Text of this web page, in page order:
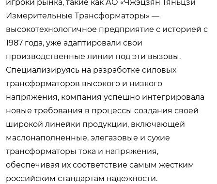
игроки рынка, такие как АО «Чжэцзян Тяньцзи
Измерительные Трансформаторы» —
высокотехнологичное предприятие с историей с
1987 года, уже адаптировали свои
производственные линии под эти вызовы.
Специализируясь на разработке силовых
трансформаторов высокого и низкого
напряжения, компания успешно интегрировала
новые требования в процессы создания своей
широкой линейки продукции, включающей
маслонаполненные, элегазовые и сухие
трансформаторы тока и напряжения,
обеспечивая их соответствие самым жестким
российским стандартам надежности.